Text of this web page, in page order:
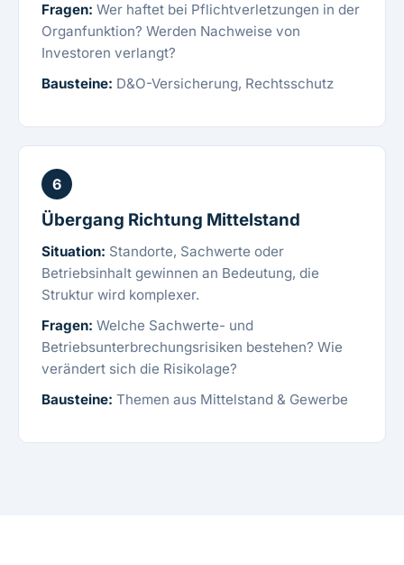
Fragen: Wer haftet bei Pflichtverletzungen in der
Organfunktion? Werden Nachweise von
Investoren verlangt?
Bausteine: D&O-Versicherung, Rechtsschutz
6
Übergang Richtung Mittelstand
Situation: Standorte, Sachwerte oder
Betriebsinhalt gewinnen an Bedeutung, die
Struktur wird komplexer.
Fragen: Welche Sachwerte- und
Betriebsunterbrechungsrisiken bestehen? Wie
verändert sich die Risikolage?
Bausteine: Themen aus Mittelstand & Gewerbe